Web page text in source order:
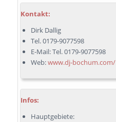
Kontakt:
Dirk Dallig
Tel. 0179-9077598
E-Mail: Tel. 0179-9077598
Web:www.dj-bochum.com/
Infos:
Hauptgebiete: